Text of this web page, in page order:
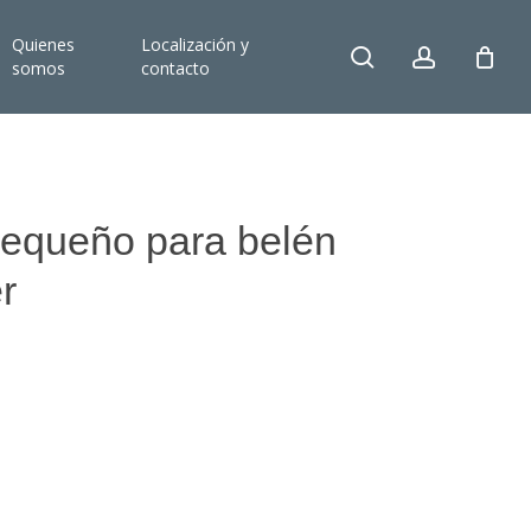
Quienes
somos
Localización y
contacto
search account
para belén